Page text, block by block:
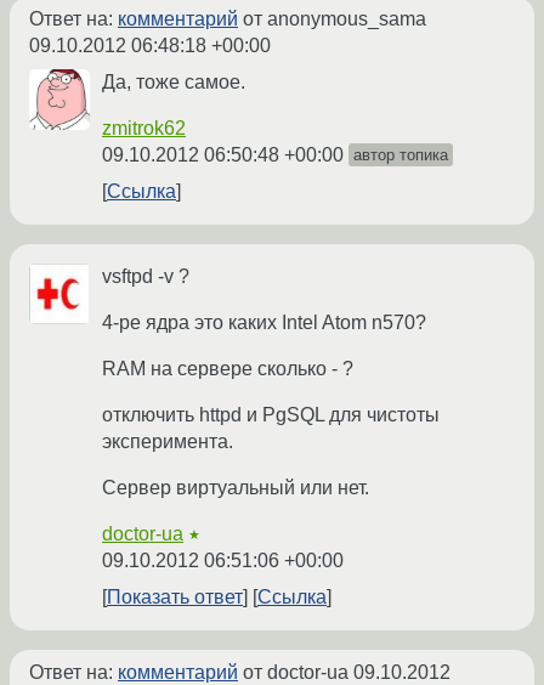
Ответ на: комментарий от anonymous_sama
09.10.2012 06:48:18 +00:00
Да, тоже самое.
zmitrok62
09.10.2012 06:50:48 +00:00 автор топика
Ссылка
vsftpd -v ?
4-ре ядра это каких Intel Atom n570?
RAM на сервере сколько - ?
отключить httpd и PgSQL для чистоты
эксперимента.
Сервер виртуальный или нет.
doctor-ua ★
09.10.2012 06:51:06 +00:00
Показать ответ
Ссылка
Ответ на: комментарий от doctor-ua 09.10.2012